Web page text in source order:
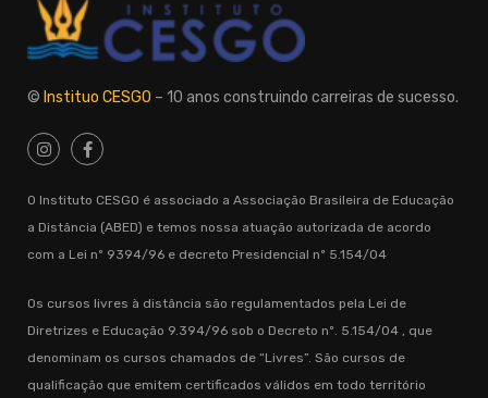
© Instituo CESGO – 10 anos construindo carreiras de sucesso.
O Instituto CESGO é associado a Associação Brasileira de Educação
a Distância (ABED) e temos nossa atuação autorizada de acordo
com a Lei nº 9394/96 e decreto Presidencial nº 5.154/04
Os cursos livres à distância são regulamentados pela Lei de
Diretrizes e Educação 9.394/96 sob o Decreto nº. 5.154/04 , que
denominam os cursos chamados de “Livres”. São cursos de
qualificação que emitem certificados válidos em todo território